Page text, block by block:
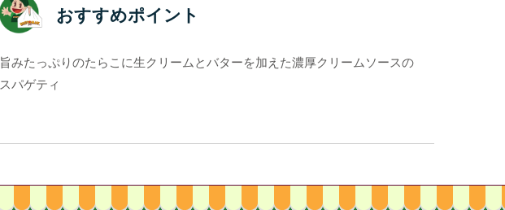
おすすめポイント
旨みたっぷりのたらこに生クリームとバターを加えた濃厚クリームソースの
スパゲティ